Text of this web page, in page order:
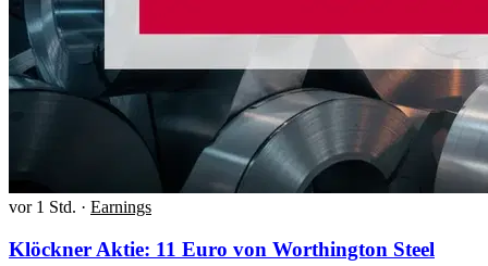
vor 1 Std. · Earnings
Klöckner Aktie: 11 Euro von Worthington Steel